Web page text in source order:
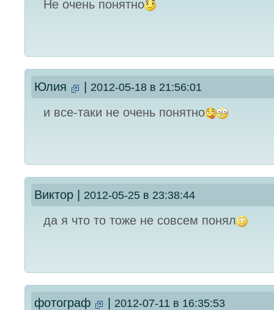
Не очень понятно
Юлия 2012-05-18 в 21:56:01
и все-таки не очень понятно
Виктор 2012-05-25 в 23:38:44
да я что то тоже не совсем понял
фотограф 2012-07-11 в 16:35:53